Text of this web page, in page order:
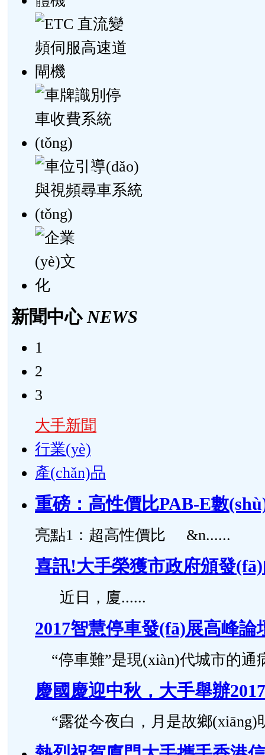
新聞中心 NEWS
1
2
3
大手新聞
行業(yè)
產(chǎn)品
重磅：高性價比PAB-E數
亮點1：超高性價比 &n......
喜訊!大手榮獲市政府頒發
近日，廈......
2017智慧停車發(fā)展高峰
“停車難”是現(xiàn)代城市的通
慶國慶迎中秋，大手舉辦
“露從今夜白，月是故鄉(xiāng)